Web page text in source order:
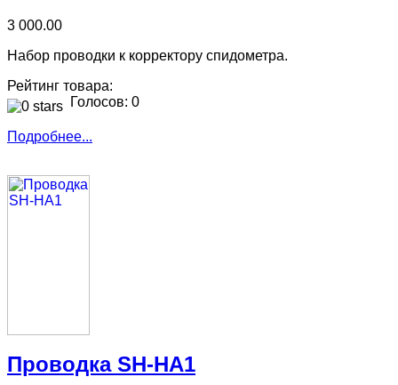
3 000.00
Набор проводки к корректору спидометра.
Рейтинг товара:
Голосов: 0
Подробнее...
Проводка SH-HA1